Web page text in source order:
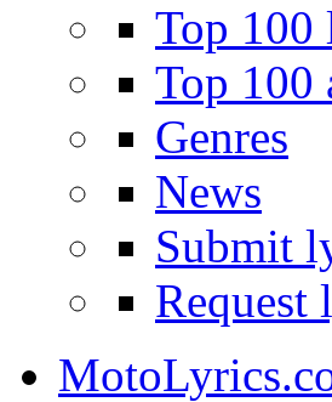
Top 100
Top 100
Genres
News
Submit
Request